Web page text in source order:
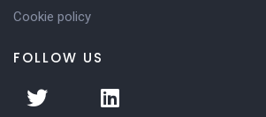
Cookie policy
FOLLOW US